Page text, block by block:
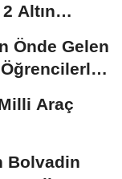
Altın
Önde Gelen
Öğrencilerle
Araç
Bolvadin